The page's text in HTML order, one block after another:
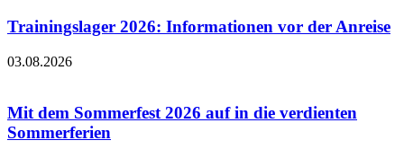
Trainingslager 2026: Informationen vor der Anreise
03.08.2026
Mit dem Sommerfest 2026 auf in die verdienten
Sommerferien